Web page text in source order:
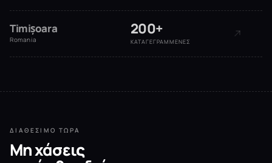
Timișoara
Romania
200+
ΚΑΤΑΓΕΓΡΑΜΜΈΝΕΣ
ΔΙΑΘΈΣΙΜΟ ΤΏΡΑ
Μη χάσεις